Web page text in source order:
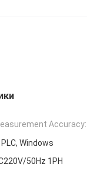
Accuracy:
PLC, Windows
50Hz 1PH